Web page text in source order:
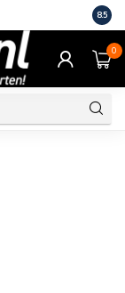
Eigen
8.5
0